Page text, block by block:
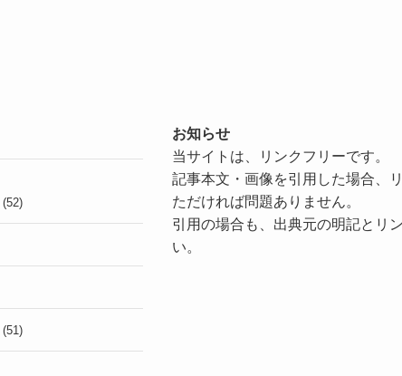
(52)
(51)
お知らせ
当サイトは、リンクフリーです。
記事本文・画像を引用した場合、
ただければ問題ありません。
引用の場合も、出典元の明記とリ
い。